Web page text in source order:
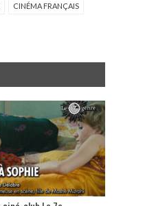
CINÉMA FRANÇAIS